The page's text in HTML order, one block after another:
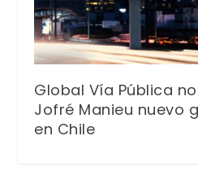
Global Vía Pública
Jofré Manieu nuevo
en Chile